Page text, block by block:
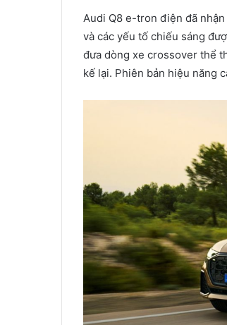
Audi Q8 e-tron điện đã
và các yếu tố chiếu sáng
đưa dòng xe crossover thể
kế lại. Phiên bản hiệu năng